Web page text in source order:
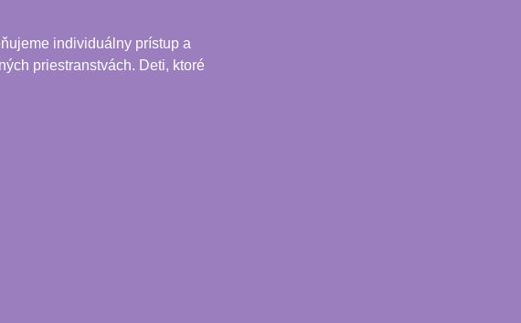
individuálny prístup a
priestranstvách. Deti, ktoré